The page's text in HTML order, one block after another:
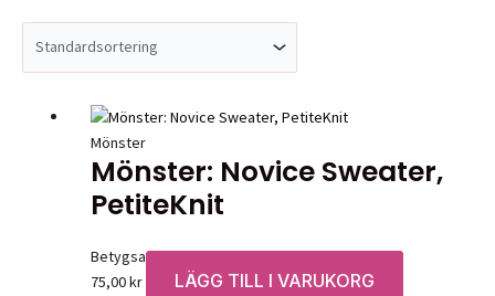
Mönster
Mönster: Novice Sweater,
PetiteKnit
Betygsatt0av 5
75,00kr LÄGG TILL I VARUKORG